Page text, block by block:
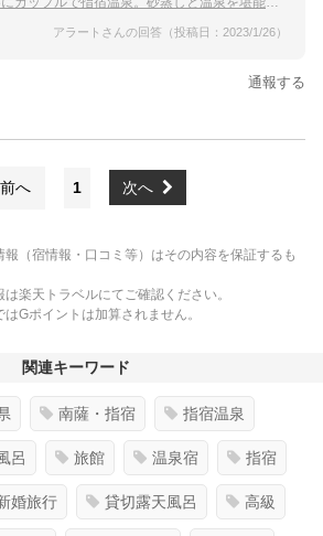
アラートさんの回答（投稿日：2023/1/26）
通報する
前へ 1 次へ
（宿情報・口コミ等）はその内容を保証するも
楽天トラベルにてご確認ください。
Gポイントは加算されません。
関連キーワード
南薩・指宿 指宿温泉
呂 旅館 温泉宿 指宿
婚旅行 貸切露天風呂 高級